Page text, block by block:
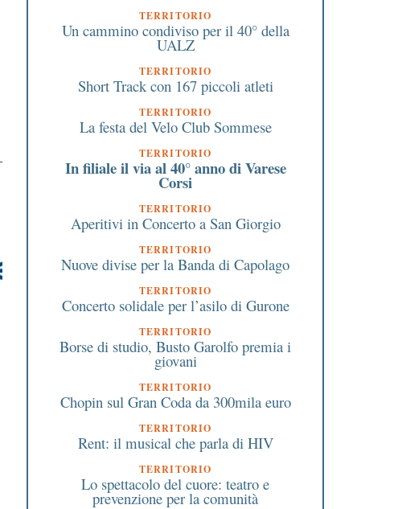
“Non smettere di sognare e
di imparare” l’appello di
Muzoon Almellehan
gratuiti per tutti a
luglio e di nuovo a
TERRITORIO
Un cammino condiviso per il 40° della
UALZ
TERRITORIO
Short Track con 167 piccoli atleti
TERRITORIO
La festa del Velo Club Sommese
TERRITORIO
In filiale il via al 40° anno di Varese
Corsi
TERRITORIO
Aperitivi in Concerto a San Giorgio
TERRITORIO
Nuove divise per la Banda di Capolago
TERRITORIO
Concerto solidale per l’asilo di Gurone
TERRITORIO
Borse di studio, Busto Garolfo premia i
giovani
TERRITORIO
Chopin sul Gran Coda da 300mila euro
TERRITORIO
Rent: il musical che parla di HIV
TERRITORIO
Lo spettacolo del cuore: teatro e
prevenzione per la comunità